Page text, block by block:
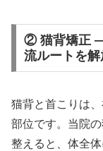
② 猫背矯正 —
流ルートを解
猫背と首こりは
部位です。当院
整えると、体全